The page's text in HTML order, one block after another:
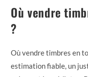
Où vendre
?
Où vendre timbres en
estimation fiable, un